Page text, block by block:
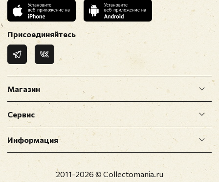
Отзыв*
Прикрепить фото
Оставить отзыв
Перед публикацией отзывы проходят
Магазин
Сервис
Информация
Присоединяйтесь
2011-2026 © Collectomania.ru